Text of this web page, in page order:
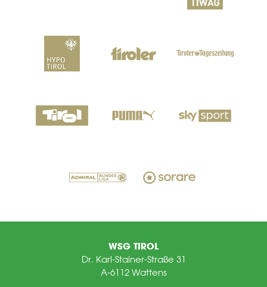
WSG TIROL
Dr. Karl-Stainer-Straße 31
A-6112 Wattens